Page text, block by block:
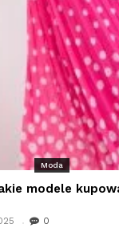
Moda
modele
0